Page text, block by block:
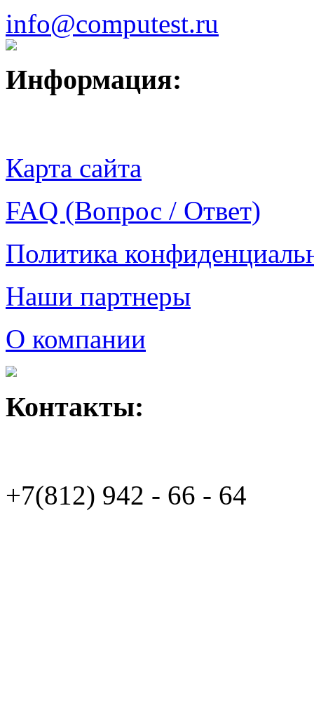
info@computest.ru
Информация:
Карта сайта
FAQ (Вопрос / Ответ)
Политика
Наши партнеры
О компании
Контакты:
+7(812) 942 - 66 - 64